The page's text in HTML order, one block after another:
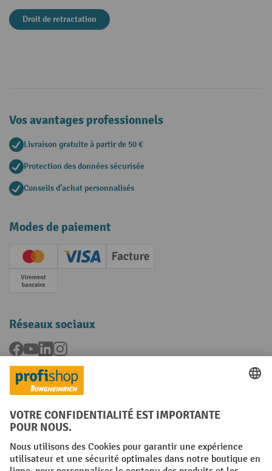
Droit de retractation
Vos avantages professionnels
Livraison gratuite à partir de 50 €
Protection des données sécurisée
Conseils d'achat personnalisés
Modes de paiement
Creditcard (Master)Creditcard (Visa)
Facture
Paiement anticipé
Réseaux sociaux
Facebook
YouTubeLinkedInInstagram
Langues
FR NL